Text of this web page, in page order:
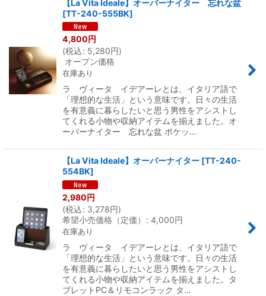
【La Vita Ideale】オーバーナイター 忘れな盆
[TT-240-555BK]
4,800円
(税込: 5,280円)
オープン価格
在庫あり
ラ ヴィータ イデアーレとは、イタリア語で
「理想的な生活」という意味です。日々の生活
を有意義に暮らしたいと思う男性をアシストし
てくれる小物や収納アイテムを揃えました。オ
ーバーナイター 忘れな盆 ポケッ…
【La Vita Ideale】オーバーナイター [TT-240-
554BK]
2,980円
(税込: 3,278円)
希望小売価格（定価）
: 4,000円
在庫あり
ラ ヴィータ イデアーレとは、イタリア語で
「理想的な生活」という意味です。日々の生活
を有意義に暮らしたいと思う男性をアシストし
てくれる小物や収納アイテムを揃えました。タ
ブレットPC＆リモコンラック タ…